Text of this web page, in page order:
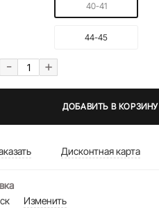
40-41
44-45
- +
ДОБАВИТЬ В КОРЗИНУ
Дисконтная карта
Изменить